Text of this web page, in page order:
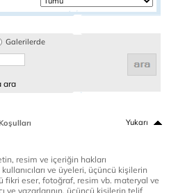
Galerilerde
ara
Yukarı
resim ve içeriğin hakları
ve üyeleri, üçüncü kişilerin
fikri eser, fotoğraf, resim vb. materyal ve
ve yazarlarının, üçüncü kişilerin telif